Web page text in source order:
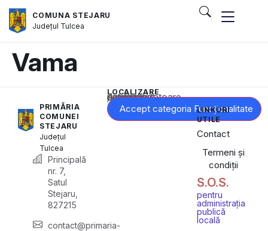
COMUNA STEJARU
Județul Tulcea
Vama
PRIMĂRIA
COMUNEI
STEJARU
Județul
Tulcea
Principală
nr. 7,
Satul
Stejaru,
827215
contact@primaria-
LOCALIZARE
Acest conținut este blocat până când acceptați categoria corespunzătoare de cookie-uri.
Accept categoria Funcționalitate
LINKURI
UTILE
Contact
Termeni și
condiții
S.O.S.
pentru
administrația
publică
locală